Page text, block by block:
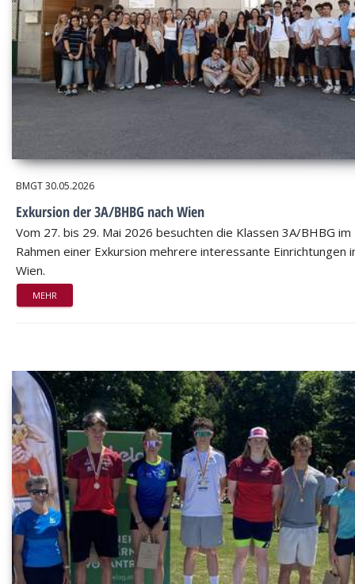
BMGT30.05.2026
Exkursion der 3A/BHBG nach Wien
Vom 27. bis 29. Mai 2026 besuchten die Klassen 3A/BHBG im
Rahmen einer Exkursion mehrere interessante Einrichtungen
Wien.
MEHR